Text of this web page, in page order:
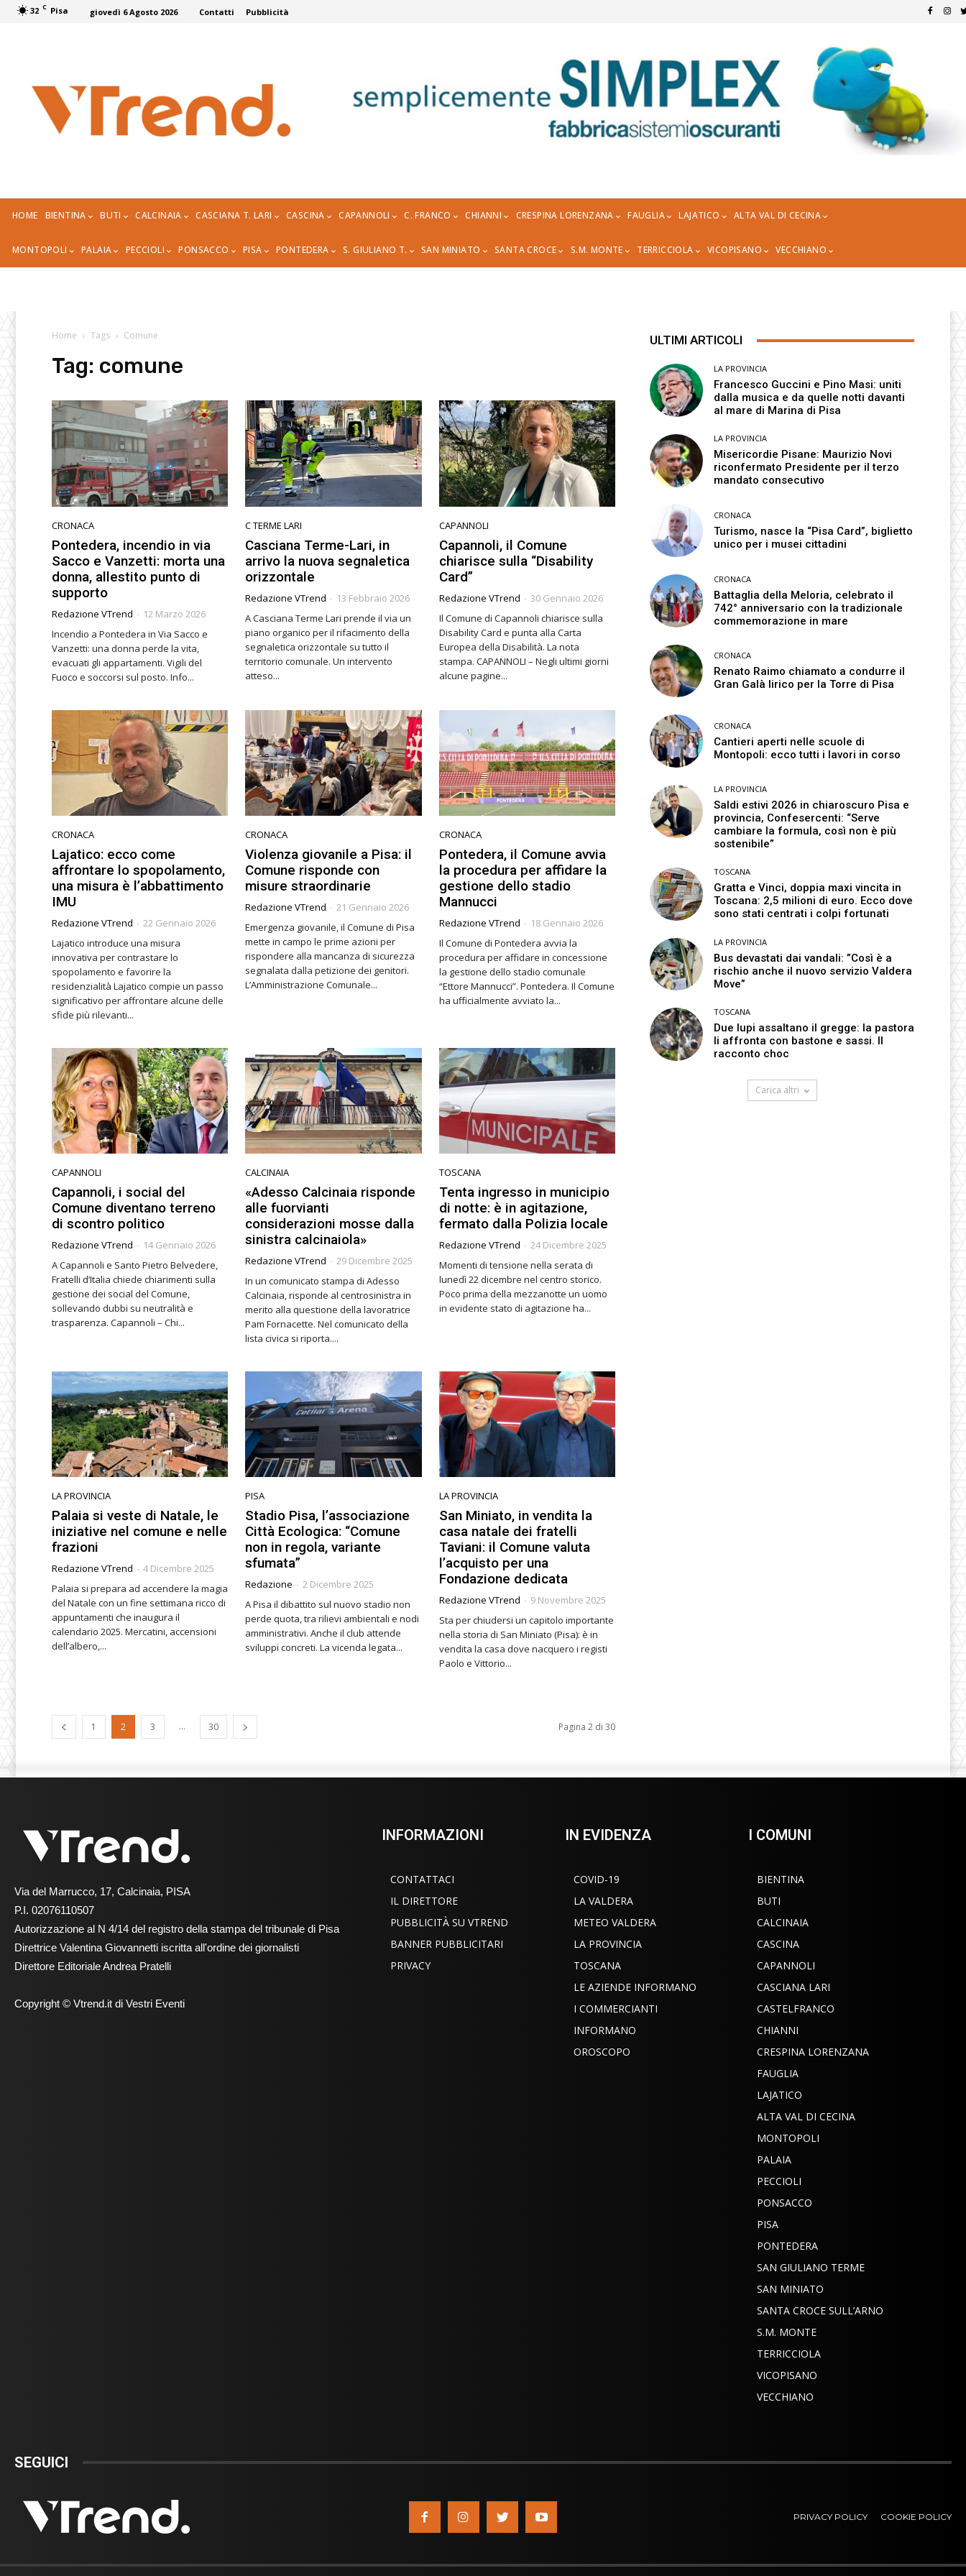
32 C Pisa giovedì 6 Agosto 2026 Contatti Pubblicità
HOME BIENTINA BUTI CALCINAIA CASCIANA T. LARI CASCINA CAPANNOLI C. FRANCO CHIANNI CRESPINA LORENZANA FAUGLIA LAJATICO ALTA VAL DI CECINA
MONTOPOLI PALAIA PECCIOLI PONSACCO PISA PONTEDERA S. GIULIANO T. SAN MINIATO SANTA CROCE S.M. MONTE TERRICCIOLA VICOPISANO VECCHIANO
Home Tags Comune
Tag: comune
CRONACA
Pontedera, incendio in via
Sacco e Vanzetti: morta una
donna, allestito punto di
supporto
Redazione VTrend - 12 Marzo 2026
Incendio a Pontedera in Via Sacco e
Vanzetti: una donna perde la vita,
evacuati gli appartamenti. Vigili del
Fuoco e soccorsi sul posto. Info...
C TERME LARI
Casciana Terme-Lari, in
arrivo la nuova segnaletica
orizzontale
Redazione VTrend - 13 Febbraio 2026
A Casciana Terme Lari prende il via un
piano organico per il rifacimento della
segnaletica orizzontale su tutto il
territorio comunale. Un intervento
atteso...
CAPANNOLI
Capannoli, il Comune
chiarisce sulla “Disability
Card”
Redazione VTrend - 30 Gennaio 2026
Il Comune di Capannoli chiarisce sulla
Disability Card e punta alla Carta
Europea della Disabilità. La nota
stampa. CAPANNOLI – Negli ultimi giorni
alcune pagine...
CRONACA
Lajatico: ecco come
affrontare lo spopolamento,
una misura è l’abbattimento
IMU
Redazione VTrend - 22 Gennaio 2026
Lajatico introduce una misura
innovativa per contrastare lo
spopolamento e favorire la
residenzialità Lajatico compie un passo
significativo per affrontare alcune delle
sfide più rilevanti...
CRONACA
Violenza giovanile a Pisa: il
Comune risponde con
misure straordinarie
Redazione VTrend - 21 Gennaio 2026
Emergenza giovanile, il Comune di Pisa
mette in campo le prime azioni per
rispondere alla mancanza di sicurezza
segnalata dalla petizione dei genitori.
L’Amministrazione Comunale...
CRONACA
Pontedera, il Comune avvia
la procedura per affidare la
gestione dello stadio
Mannucci
Redazione VTrend - 18 Gennaio 2026
Il Comune di Pontedera avvia la
procedura per affidare in concessione
la gestione dello stadio comunale
“Ettore Mannucci”. Pontedera. Il Comune
ha ufficialmente avviato la...
CAPANNOLI
Capannoli, i social del
Comune diventano terreno
di scontro politico
Redazione VTrend - 14 Gennaio 2026
A Capannoli e Santo Pietro Belvedere,
Fratelli d’Italia chiede chiarimenti sulla
gestione dei social del Comune,
sollevando dubbi su neutralità e
trasparenza. Capannoli – Chi...
CALCINAIA
«Adesso Calcinaia risponde
alle fuorvianti
considerazioni mosse dalla
sinistra calcinaiola»
Redazione VTrend - 29 Dicembre 2025
In un comunicato stampa di Adesso
Calcinaia, risponde al centrosinistra in
merito alla questione della lavoratrice
Pam Fornacette. Nel comunicato della
lista civica si riporta....
TOSCANA
Tenta ingresso in municipio
di notte: è in agitazione,
fermato dalla Polizia locale
Redazione VTrend - 24 Dicembre 2025
Momenti di tensione nella serata di
lunedì 22 dicembre nel centro storico.
Poco prima della mezzanotte un uomo
in evidente stato di agitazione ha...
LA PROVINCIA
Palaia si veste di Natale, le
iniziative nel comune e nelle
frazioni
Redazione VTrend - 4 Dicembre 2025
Palaia si prepara ad accendere la magia
del Natale con un fine settimana ricco di
appuntamenti che inaugura il
calendario 2025. Mercatini, accensioni
dell’albero,...
PISA
Stadio Pisa, l’associazione
Città Ecologica: “Comune
non in regola, variante
sfumata”
Redazione - 2 Dicembre 2025
A Pisa il dibattito sul nuovo stadio non
perde quota, tra rilievi ambientali e nodi
amministrativi. Anche il club attende
sviluppi concreti. La vicenda legata...
LA PROVINCIA
San Miniato, in vendita la
casa natale dei fratelli
Taviani: il Comune valuta
l’acquisto per una
Fondazione dedicata
Redazione VTrend - 9 Novembre 2025
Sta per chiudersi un capitolo importante
nella storia di San Miniato (Pisa): è in
vendita la casa dove nacquero i registi
Paolo e Vittorio...
1 2 3 ... 30 Pagina 2 di 30
ULTIMI ARTICOLI
LA PROVINCIA
Francesco Guccini e Pino Masi: uniti
dalla musica e da quelle notti davanti
al mare di Marina di Pisa
LA PROVINCIA
Misericordie Pisane: Maurizio Novi
riconfermato Presidente per il terzo
mandato consecutivo
CRONACA
Turismo, nasce la “Pisa Card”, biglietto
unico per i musei cittadini
CRONACA
Battaglia della Meloria, celebrato il
742° anniversario con la tradizionale
commemorazione in mare
CRONACA
Renato Raimo chiamato a condurre il
Gran Galà lirico per la Torre di Pisa
CRONACA
Cantieri aperti nelle scuole di
Montopoli: ecco tutti i lavori in corso
LA PROVINCIA
Saldi estivi 2026 in chiaroscuro Pisa e
provincia, Confesercenti: “Serve
cambiare la formula, così non è più
sostenibile”
TOSCANA
Gratta e Vinci, doppia maxi vincita in
Toscana: 2,5 milioni di euro. Ecco dove
sono stati centrati i colpi fortunati
LA PROVINCIA
Bus devastati dai vandali: ”Così è a
rischio anche il nuovo servizio Valdera
Move”
TOSCANA
Due lupi assaltano il gregge: la pastora
li affronta con bastone e sassi. Il
racconto choc
Carica altri
Via del Marrucco, 17, Calcinaia, PISA
P.I. 02076110507
Autorizzazione al N 4/14 del registro della stampa del tribunale di Pisa
Direttrice Valentina Giovannetti iscritta all'ordine dei giornalisti
Direttore Editoriale Andrea Pratelli
Copyright © Vtrend.it di Vestri Eventi
INFORMAZIONI
CONTATTACI
IL DIRETTORE
PUBBLICITÀ SU VTREND
BANNER PUBBLICITARI
PRIVACY
IN EVIDENZA
COVID-19
LA VALDERA
METEO VALDERA
LA PROVINCIA
TOSCANA
LE AZIENDE INFORMANO
I COMMERCIANTI
INFORMANO
OROSCOPO
I COMUNI
BIENTINA
BUTI
CALCINAIA
CASCINA
CAPANNOLI
CASCIANA LARI
CASTELFRANCO
CHIANNI
CRESPINA LORENZANA
FAUGLIA
LAJATICO
ALTA VAL DI CECINA
MONTOPOLI
PALAIA
PECCIOLI
PONSACCO
PISA
PONTEDERA
SAN GIULIANO TERME
SAN MINIATO
SANTA CROCE SULL’ARNO
S.M. MONTE
TERRICCIOLA
VICOPISANO
VECCHIANO
SEGUICI
PRIVACY POLICY COOKIE POLICY